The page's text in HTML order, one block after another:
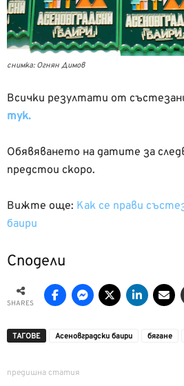
снимка: Огнян Димов
Всички резултати от
тук.
Обявяването на датите за
предстои скоро.
Вижте още: Как се прави
баири
Сподели
SHARES
ТАГОВЕ Асеновградски баири бягане
предишна статия